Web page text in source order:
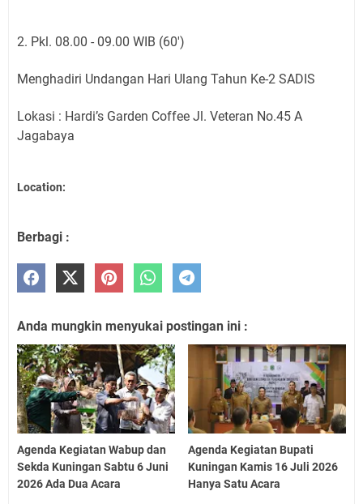
2. Pkl. 08.00 - 09.00 WIB (60')
Menghadiri Undangan Hari Ulang Tahun Ke-2 SADIS
Lokasi : Hardi’s Garden Coffee Jl. Veteran No.45 A
Jagabaya
Location:
Berbagi :
Anda mungkin menyukai postingan ini :
Agenda Kegiatan Wabup dan
Sekda Kuningan Sabtu 6 Juni
2026 Ada Dua Acara
Agenda Kegiatan Bupati
Kuningan Kamis 16 Juli 2026
Hanya Satu Acara